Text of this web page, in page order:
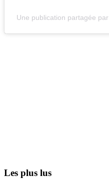
Une publication partagée
Les plus lus